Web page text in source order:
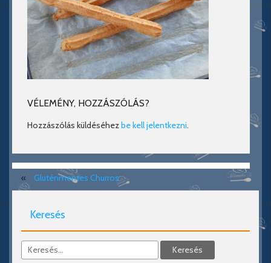
VÉLEMÉNY, HOZZÁSZÓLÁS?
Hozzászólás küldéséhezbe kell jelentkezni.
« Gluténmentes Churros
Keresés